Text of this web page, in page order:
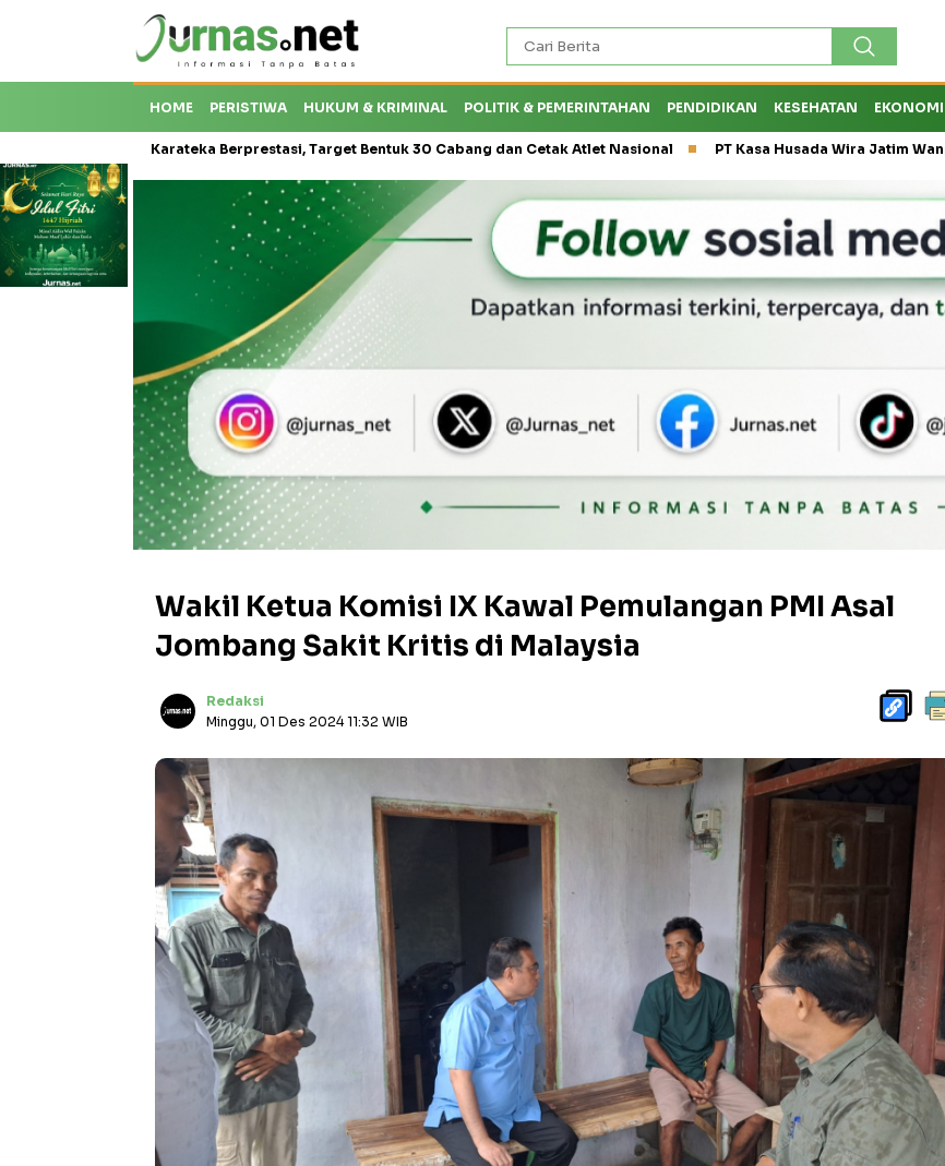
HOME PERISTIWA HUKUM & KRIMINAL POLITIK & PEMERINTAHAN PENDIDIKAN KESEHATAN EKONOMI
Karateka Berprestasi, Target Bentuk 30 Cabang dan Cetak Atlet Nasional PT Kasa Husada Wira Jatim Wanprestasi,
Wakil Ketua Komisi IX Kawal Pemulangan PMI Asal
Jombang Sakit Kritis di Malaysia
Redaksi
Minggu, 01 Des 2024 11:32 WIB